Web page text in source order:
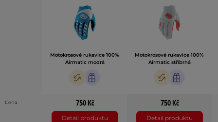
Motokrosové rukavice 100%
Airmatic modrá
Motokrosové rukavice 100%
Airmatic stříbrná
Cena 750 Kč
Detail produktu
750 Kč
Detail produktu